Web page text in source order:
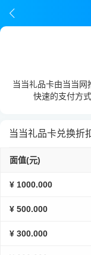
当当礼品卡由当当
快速的支付方
当当礼品卡兑换折
面值(元)
¥ 1000.000
¥ 500.000
¥ 300.000